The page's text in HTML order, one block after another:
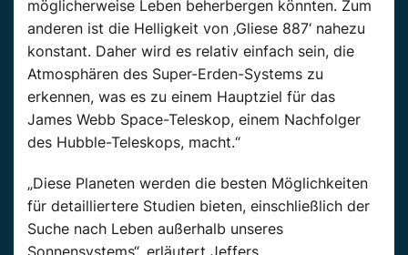
möglicherweise Leben beherbergen könnten. Zum
anderen ist die Helligkeit von ‚Gliese 887‘ nahezu
konstant. Daher wird es relativ einfach sein, die
Atmosphären des Super-Erden-Systems zu
erkennen, was es zu einem Hauptziel für das
James Webb Space-Teleskop, einem Nachfolger
des Hubble-Teleskops, macht.“
„Diese Planeten werden die besten Möglichkeiten
für detailliertere Studien bieten, einschließlich der
Suche nach Leben außerhalb unseres